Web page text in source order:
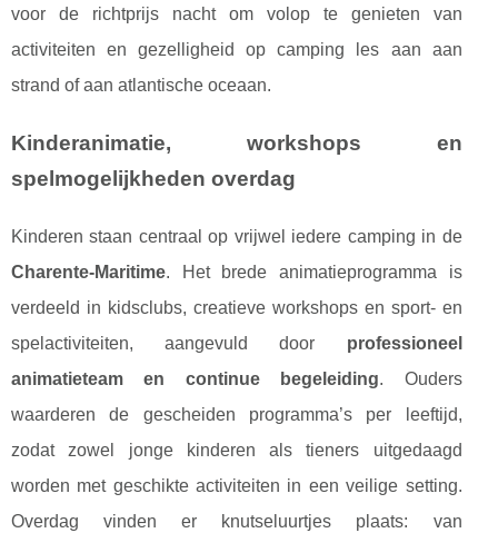
voor de richtprijs nacht om volop te genieten van
activiteiten en gezelligheid op camping les aan aan
strand of aan atlantische oceaan.
Kinderanimatie, workshops en
spelmogelijkheden overdag
Kinderen staan centraal op vrijwel iedere camping in de
Charente-Maritime. Het brede animatieprogramma is
verdeeld in kidsclubs, creatieve workshops en sport- en
spelactiviteiten, aangevuld door professioneel
animatieteam en continue begeleiding. Ouders
waarderen de gescheiden programma’s per leeftijd,
zodat zowel jonge kinderen als tieners uitgedaagd
worden met geschikte activiteiten in een veilige setting.
Overdag vinden er knutseluurtjes plaats: van